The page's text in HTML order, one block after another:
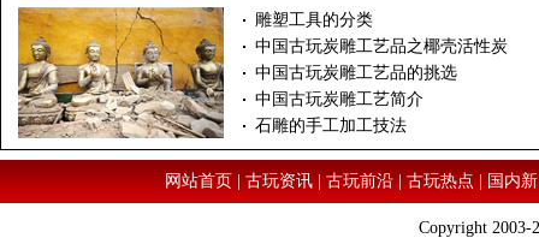
雕塑工具的分类
中国古玩炭雕工艺品之椰壳活性炭
中国古玩炭雕工艺品的挑选
中国古玩炭雕工艺简介
石雕的手工加工技法
网站首页|古玩资讯|古玩前沿|古玩热点|国内
Copyright 2003-